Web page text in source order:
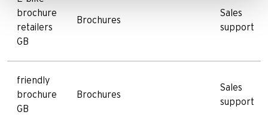
brochure
retailers
GB
Brochures
Sales
support
friendly
brochure
GB
Brochures
Sales
support